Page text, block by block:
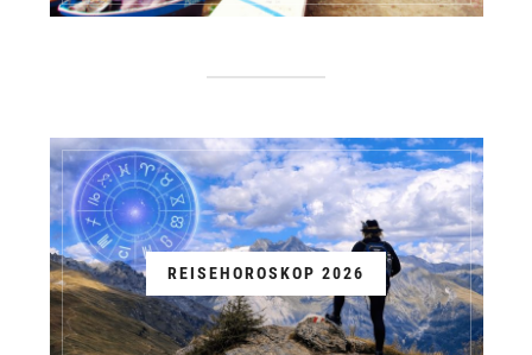
REISEHOROSKOP 2026